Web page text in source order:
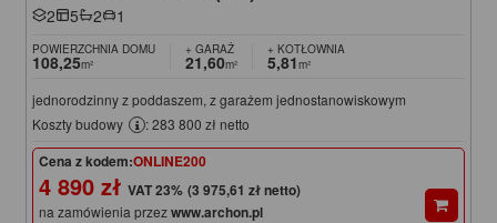
2 5 2 1
POWIERZCHNIA DOMU
108,25m²
+ GARAŻ
21,60m²
+ KOTŁOWNIA
5,81m²
jednorodzinny z poddaszem, z garażem jednostanowiskowym
Koszty budowy
: 283 800 zł netto
Cena z kodem:ONLINE200
4 890 zł (3 975,61 zł netto)
na zamówienia przezwww.archon.pl